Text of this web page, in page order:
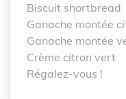
Biscuit shortbread
Ganache montée
Ganache montée
Crème citron vert
Régalez-vous !